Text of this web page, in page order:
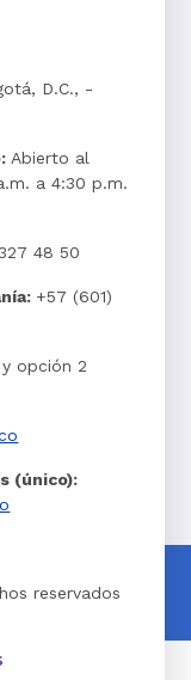
D.C., -
Abierto al
a 4:30 p.m.
48 50
+57 (601)
y opción 2
(único):
reservados